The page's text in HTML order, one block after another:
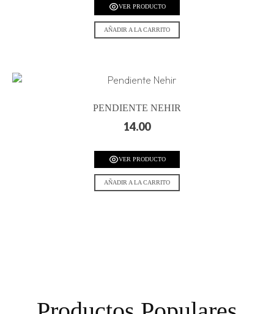
VER PRODUCTO
AÑADIR A LA CARRITO
PENDIENTE NEHIR
14.00
VER PRODUCTO
AÑADIR A LA CARRITO